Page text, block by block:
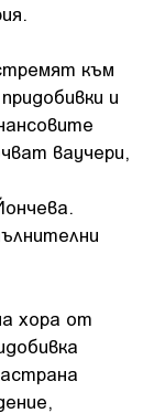
към
и
ваучери,
хора от